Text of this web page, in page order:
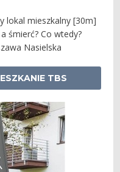
lokal mieszkalny [30m]
śmierć? Co wtedy?
Nasielska
TBS